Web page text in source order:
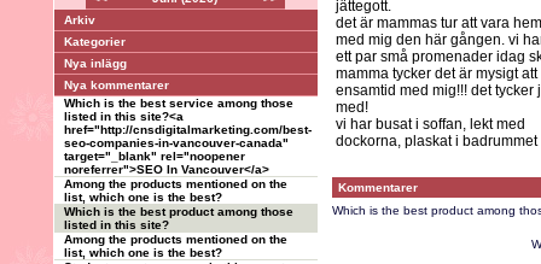
Arkiv
Kategorier
Nya inlägg
Nya kommentarer
Which is the best service among those
listed in this site?<a
href="http://cnsdigitalmarketing.com/best-
seo-companies-in-vancouver-canada"
target="_blank" rel="noopener
noreferrer">SEO In Vancouver</a>
Among the products mentioned on the
list, which one is the best?
Which is the best product among those
listed in this site?
Among the products mentioned on the
list, which one is the best?
jättegott.
det är mammas tur att vara
med mig den här gången. vi
ett par små promenader idag
mamma tycker det är mysigt att
ensamtid med mig!!! det tycker
med!
vi har busat i soffan, lekt med
dockorna, plaskat i
Kommentarer
Which is the best product among